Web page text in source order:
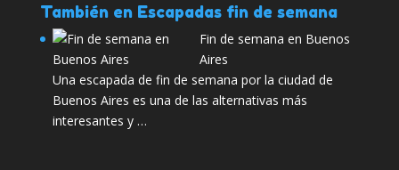
También en Escapadas fin de semana
Fin de semana en Buenos
Aires
Una escapada de fin de semana por la ciudad de
Buenos Aires es una de las alternativas más
interesantes y …